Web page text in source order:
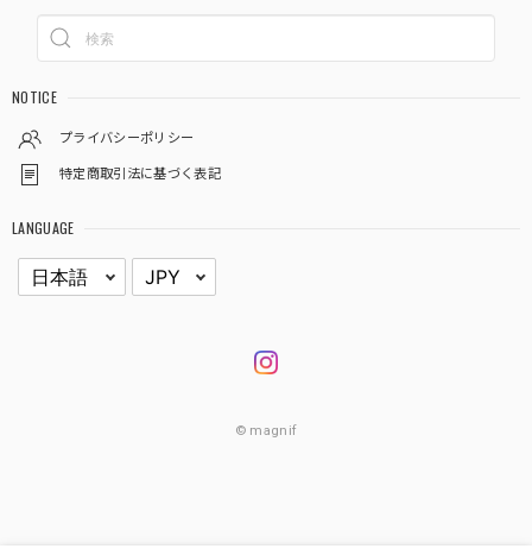
NOTICE
プライバシーポリシー
特定商取引法に基づく表記
LANGUAGE
© magnif